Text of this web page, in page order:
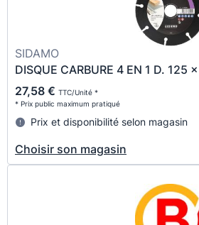
SIDAMO
DISQUE CARBURE 4 EN 1 D. 125
27,58 € TTC/Unité *
* Prix public maximum pratiqué
Prix et disponibilité selon magasin
Choisir son magasin